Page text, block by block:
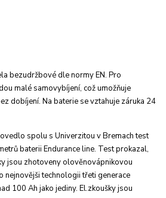
bezudržbové dlenormy EN. Pro
malé samovybíjení, což umožňuje
dobíjení. Na baterie se vztahuje záruka 24
spolu s Univerzitouv Bremach test
baterii Endurance line. Test prokazal,
jsou zhotovenyolověnovápnikovou
nejnovějši technologii třeti generace
100 Ah jako jediny. El.zkoušky jsou